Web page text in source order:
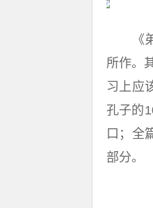
《弟
所作。
习上应
孔子的
口；全
部分。